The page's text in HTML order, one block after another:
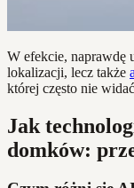
W efekcie, naprawdę
lokalizacji, lecz także
której często nie
Jak
domków: